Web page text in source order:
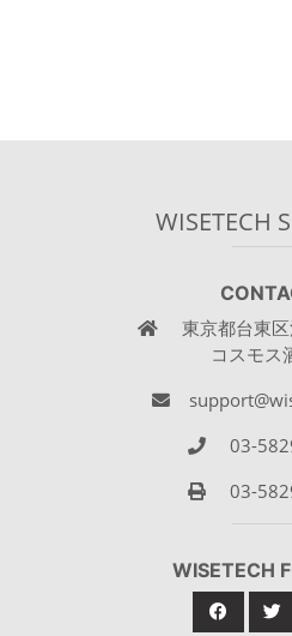
WISETECH
東京都台東
コスモス
03-
03-
WISETECH